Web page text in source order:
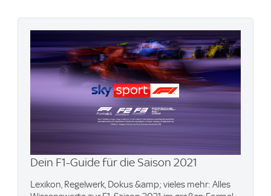
Dein F1-Guide für die Saison 2021
Lexikon, Regelwerk, Dokus &amp; vieles mehr: Alles